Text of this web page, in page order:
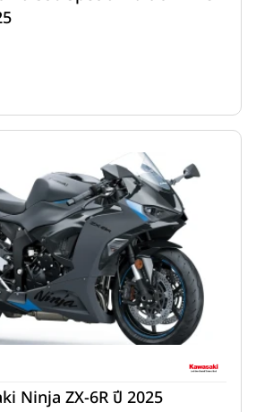
Ninja ZX-6R ปี 2025